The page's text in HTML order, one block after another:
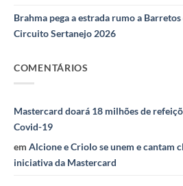
Brahma pega a estrada rumo a
Circuito Sertanejo 2026
COMENTÁRIOS
Mastercard doará 18 milhões de
Covid-19
em Alcione e Criolo se unem e cantam
iniciativa da Mastercard